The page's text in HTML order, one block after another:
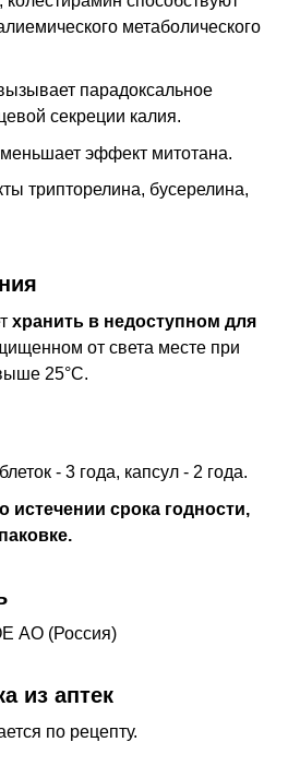
метаболического
парадоксальное
секреции калия.
эффект митотана.
трипторелина, бусерелина,
хранить в недоступном для
от света месте при
25°C.
- 3 года, капсул - 2 года.
истечении срока годности,
АО (Россия)
из аптек
по рецепту.